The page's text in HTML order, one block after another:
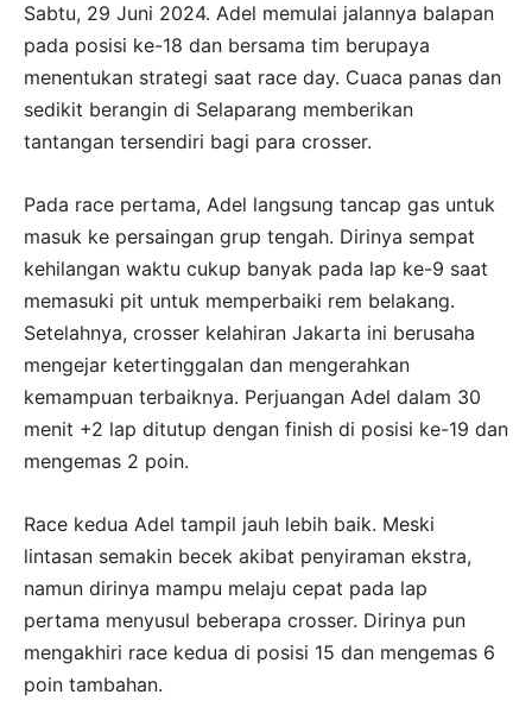
Sabtu, 29 Juni 2024. Adel memulai jalannya balapan
pada posisi ke-18 dan bersama tim berupaya
menentukan strategi saat race day. Cuaca panas dan
sedikit berangin di Selaparang memberikan
tantangan tersendiri bagi para crosser.
Pada race pertama, Adel langsung tancap gas untuk
masuk ke persaingan grup tengah. Dirinya sempat
kehilangan waktu cukup banyak pada lap ke-9 saat
memasuki pit untuk memperbaiki rem belakang.
Setelahnya, crosser kelahiran Jakarta ini berusaha
mengejar ketertinggalan dan mengerahkan
kemampuan terbaiknya. Perjuangan Adel dalam 30
menit +2 lap ditutup dengan finish di posisi ke-19 dan
mengemas 2 poin.
Race kedua Adel tampil jauh lebih baik. Meski
lintasan semakin becek akibat penyiraman ekstra,
namun dirinya mampu melaju cepat pada lap
pertama menyusul beberapa crosser. Dirinya pun
mengakhiri race kedua di posisi 15 dan mengemas 6
poin tambahan.